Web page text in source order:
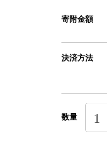
寄附金額
決済方法
数量